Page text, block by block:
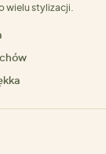
wielu stylizacji.